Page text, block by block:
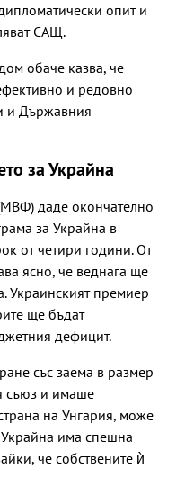
опит и
САЩ.
обаче казва, че
и редовно
и Държавния
за Украйна
даде окончателно
за Украйна в
от четири години. От
ясно, че веднага ще
Украинският премиер
ще бъдат
дефицит.
със заема в размер
съюз и имаше
на Унгария, може
има спешна
че собствените ѝ